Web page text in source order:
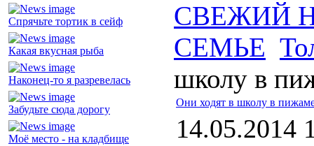
Спрячьте тортик в сейф
Какая вкусная рыба
Наконец-то я разревелась
Забудьте сюда дорогу
Моё место - на кладбище
СВЕЖИЙ
СЕМЬЕ
школу в
Они ходят в школу в
14.05.2014